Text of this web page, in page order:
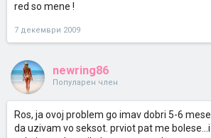
red so mene !
7 декември 2009
newring86
Популарен член
Ros, ja ovoj problem go imav dobri 5-6
da uzivam vo seksot. prviot pat me